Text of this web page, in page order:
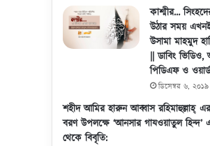
কাশ্মীর…
উঠার সময়
উসামা মাহমুদ
|| ডাবিং
পিডিএফ ও ওয়ার্ড
ডিসেম্বর ৬, ২০১৯
শহীদ আমির হারুন আব্বাস রহিমাহুল্লাহ্
বরণ উপলক্ষে ‘আনসার গাযওয়াতুল হিন্দ’
থেকে বিবৃতি: